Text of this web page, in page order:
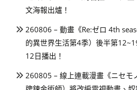
文海報出爐！
260806 – 動畫《Re:ゼロ 4th
的異世界生活第4季）後半第
12日播出！
260805 – 線上連載漫畫《ニセモ